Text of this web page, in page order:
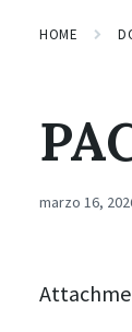
HOME
marzo 16,